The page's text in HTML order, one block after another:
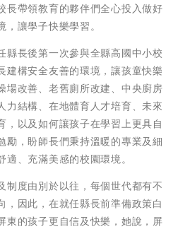
長帶領教育的夥伴們全心投入做好
讓學子快樂學習。
縣長後第一次參與全縣高國中小校
建構安全友善的環境，讓孩童快樂
場改善、老舊廁所改建、中央廚房
力結構、在地體育人才培育、未來
，以及如何讓孩子在學習上更具自
勵，盼師長們秉持溫暖的專業及細
、充滿美感的校園環境。
制度由別於以往，每個世代都有不
，因此，在就任縣長前準備政策白
東的孩子更自信及快樂，她說，屏